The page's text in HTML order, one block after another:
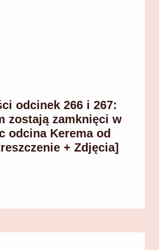
odcinek 266 i 267:
zostają zamknięci w
odcina Kerema od
+ Zdjęcia]